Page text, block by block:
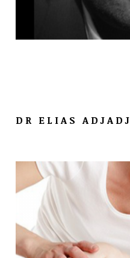
DR ELIAS ADJADJ